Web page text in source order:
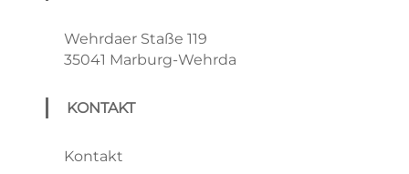
Wehrdaer Staße 119
35041 Marburg-Wehrda
KONTAKT
Kontakt